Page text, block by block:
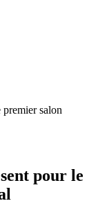
salon
pour le